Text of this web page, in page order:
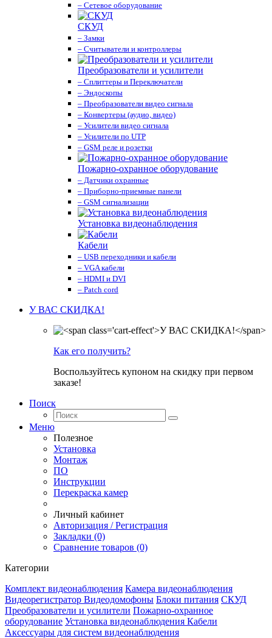
– Сетевое оборудование
СКУД
– Замки
– Считыватели и контроллеры
Преобразователи и усилители
– Сплиттеры и Переключатели
– Эндоскопы
– Преобразователи видео сигнала
– Конвертеры (аудио, видео)
– Усилители видео сигнала
– Усилители по UTP
– GSM реле и розетки
Пожарно-охранное оборудование
– Датчики охранные
– Приборно-приемные панели
– GSM сигнализации
Установка видеонаблюдения
Кабели
– USB переходники и кабели
– VGA кабели
– HDMI и DVI
– Patch cord
У ВАС СКИДКА!
Как его получить?
Воспользуйтесь купоном на скидку при первом
заказе!
Поиск
Меню
Полезное
Установка
Монтаж
ПО
Инструкции
Перекраска камер
Личный кабинет
Авторизация / Регистрация
Закладки (0)
Сравнение товаров (0)
Категории
Комплект видеонаблюдения Камера видеонаблюдения
Видеорегистратор Видеодомофоны Блоки питания СКУД
Преобразователи и усилители Пожарно-охранное
оборудование Установка видеонаблюдения Кабели
Аксессуары для систем видеонаблюдения